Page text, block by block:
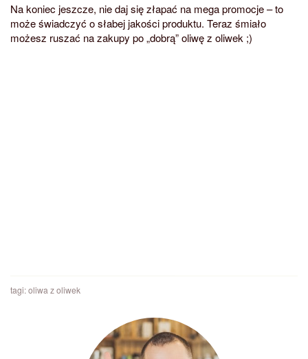
Na koniec jeszcze, nie daj się złapać na mega promocje – to
może świadczyć o słabej jakości produktu. Teraz śmiało
możesz ruszać na zakupy po „dobrą” oliwę z oliwek ;)
tagi:oliwa z oliwek